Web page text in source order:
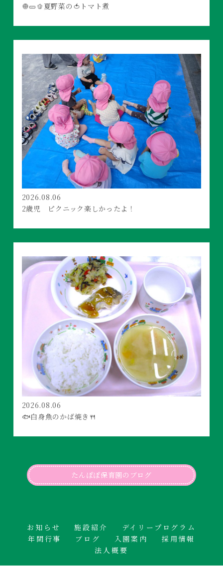
🧅🥒🫑夏野菜の🍅トマト煮
2026.08.06
2歳児 ピクニック楽しかったよ！
2026.08.06
🐟白身魚のかば焼き🍴
たんぽぽ保育園のブログ
お知らせ 施設紹介
デイリープログラム
年間行事
ブログ 入園案内
採用情報
法人概要